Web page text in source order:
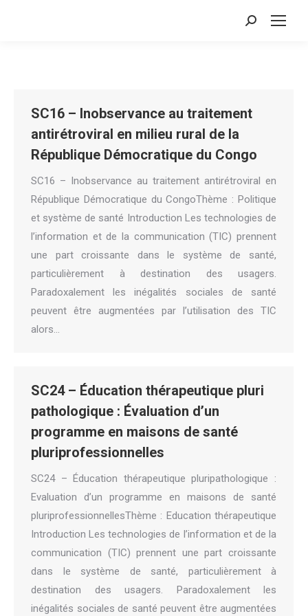
Search:
SC16 – Inobservance au traitement
antirétroviral en milieu rural de la
République Démocratique du Congo
SC16 – Inobservance au traitement antirétroviral en
République Démocratique du CongoThème : Politique
et système de santé Introduction Les technologies de
l’information et de la communication (TIC) prennent
une part croissante dans le système de santé,
particulièrement à destination des usagers.
Paradoxalement les inégalités sociales de santé
peuvent être augmentées par l’utilisation des TIC
alors…
SC24 – Éducation thérapeutique pluri
pathologique : Évaluation d’un
programme en maisons de santé
pluriprofessionnelles
SC24 – Éducation thérapeutique pluripathologique :
Evaluation d’un programme en maisons de santé
pluriprofessionnellesThème : Education thérapeutique
Introduction Les technologies de l’information et de la
communication (TIC) prennent une part croissante
dans le système de santé, particulièrement à
destination des usagers. Paradoxalement les
inégalités sociales de santé peuvent être augmentées